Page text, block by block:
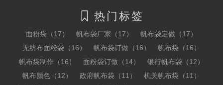
 热门标签
面粉袋（17） 帆布袋厂家（17）
帆布袋定做（17）
无纺布面粉袋（16）
帆布袋订做（16）
帆布袋（16）
帆布袋制作（16）
面粉袋订做（14）
银行帆布袋（12）
帆布颜色（12）
政府帆布袋（11）
机关帆布袋（11）